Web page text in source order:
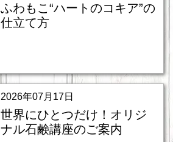
ふわもこ“ハートのコキア”の
仕立て方
2026年07月17日
世界にひとつだけ！オリジ
ナル石鹸講座のご案内